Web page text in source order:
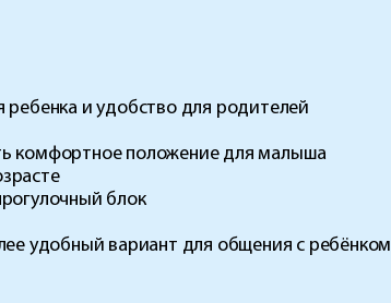
ребенка и удобство для родителей
комфортное положение для малыша
блок
удобный вариант для общения с ребёнком